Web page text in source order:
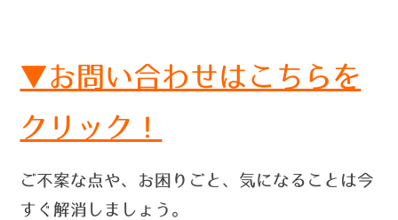
▼お問い合わせはこちらを
クリック！
ご不案な点や、お困りごと、気になることは今
すぐ解消しましょう。